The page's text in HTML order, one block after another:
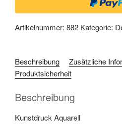
Artikelnummer: 882 Kategorie:
Beschreibung
Zusätzliche
Produktsicherheit
Beschreibung
Kunstdruck Aquarell